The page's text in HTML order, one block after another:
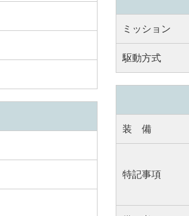
ミッション
駆動方式
装 備
特記事項